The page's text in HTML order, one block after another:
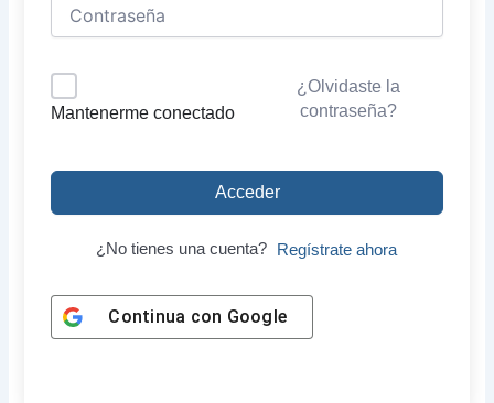
Mantenerme conectado
¿Olvidaste la
contraseña?
Acceder
¿No tienes una cuenta? Regístrate ahora
Continua con Google